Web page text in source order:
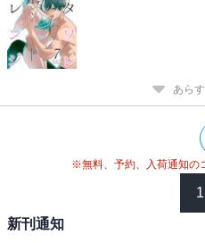
あら
※無料、予約、入荷通知の
1
新刊通知